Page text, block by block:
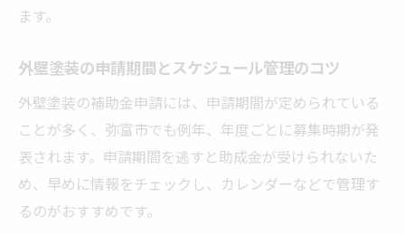
ます。
外壁塗装の申請期間とスケジュール管理のコツ
外壁塗装の補助金申請には、申請期間が定められている
ことが多く、弥富市でも例年、年度ごとに募集時期が発
表されます。申請期間を逃すと助成金が受けられないた
め、早めに情報をチェックし、カレンダーなどで管理す
るのがおすすめです。